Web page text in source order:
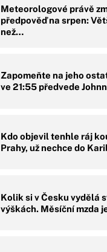
Meteorologové právě
předpověď na srpen:
než…
Zapomeňte na jeho
ve 21:55 předvede
Kdo objevil tenhle ráj
Prahy, už nechce do
Kolik si v Česku vydělá
výškách. Měsíční mzda